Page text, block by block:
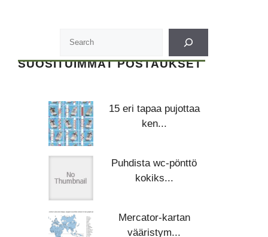
SUOSITUIMMAT POSTAUKSET
15 eri tapaa pujottaa
ken...
Puhdista wc-pönttö
kokiks...
Mercator-kartan
vääristym...